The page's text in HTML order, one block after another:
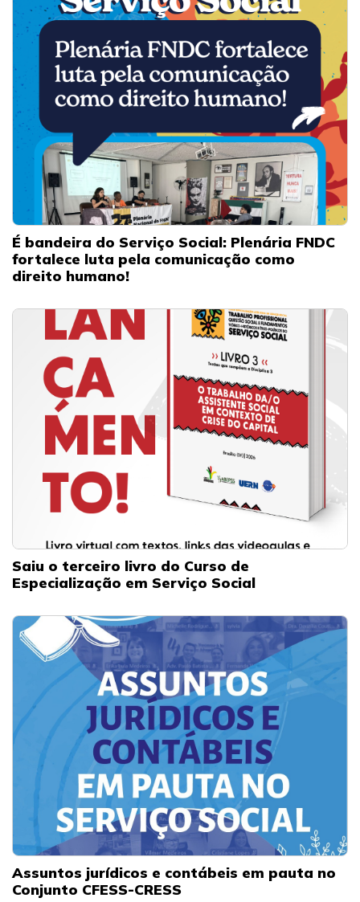
É bandeira do Serviço Social: Plenária FNDC
fortalece luta pela comunicação como
direito humano!
Saiu o terceiro livro do Curso de
Especialização em Serviço Social
Assuntos jurídicos e contábeis em pauta no
Conjunto CFESS-CRESS